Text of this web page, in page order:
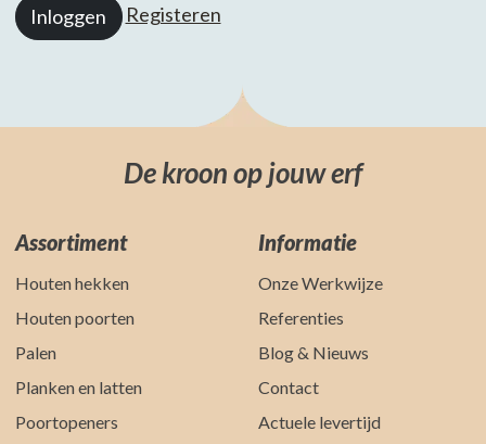
Inloggen Registeren
De kroon op jouw erf
Assortiment
Houten hekken
Houten poorten
Palen
Planken en latten
Poortopeners
Informatie
Onze Werkwijze
Referenties
Blog & Nieuws
Contact
Actuele levertijd